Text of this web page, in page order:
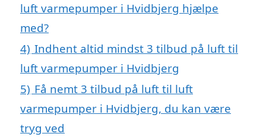
luft varmepumper i Hvidbjerg hjælpe
med?
4) Indhent altid mindst 3 tilbud på luft til
luft varmepumper i Hvidbjerg
5) Få nemt 3 tilbud på luft til luft
varmepumper i Hvidbjerg, du kan være
tryg ved